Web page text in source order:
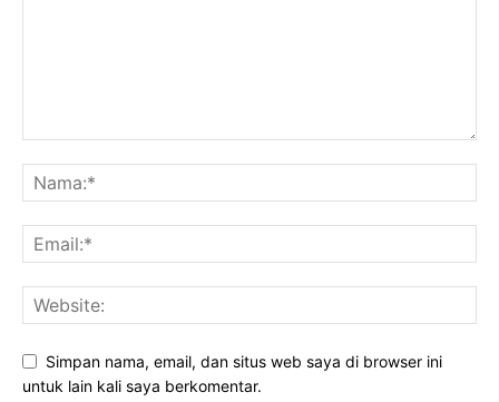
Simpan nama, email, dan situs web saya di browser ini
untuk lain kali saya berkomentar.